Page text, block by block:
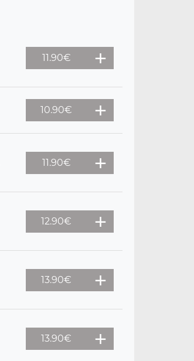
11.90€
10.90€
11.90€
12.90€
13.90€
13.90€